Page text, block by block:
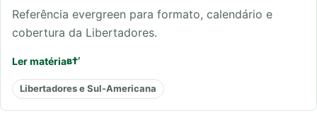
Referência evergreen para formato, calendário e
cobertura da Libertadores.
Ler matéria
Libertadores e Sul-Americana